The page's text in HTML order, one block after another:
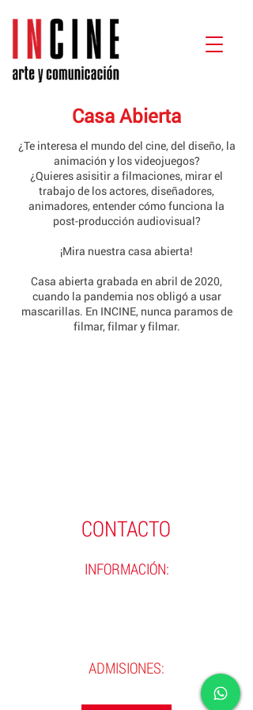
¿Te interesa el mundo del cine, del diseño, la
animación y los videojuegos?
¿Quieres asisitir a filmaciones, mirar el
trabajo de los actores, diseñadores,
animadores, entender cómo funciona la
post-producción audiovisual?
¡Mira nuestra casa abierta!
Casa abierta grabada en abril de 2020,
cuando la pandemia nos obligó a usar
mascarillas. En INCINE, nunca paramos de
filmar, filmar y filmar.
Casa Abierta
CONTACTO
INFORMACIÓN:
ADMISIONES: